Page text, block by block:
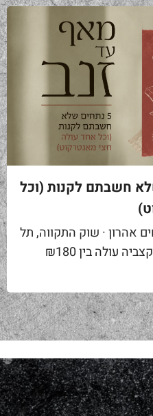
נתחים שלא חשבתם לקנות (וכל
אהרון · שוק התקווה, תל
אביב קילו אנטרקוט אצלנו בקצביה עולה בין ₪180